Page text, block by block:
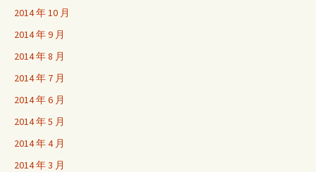
2014 年 10 月
2014 年 9 月
2014 年 8 月
2014 年 7 月
2014 年 6 月
2014 年 5 月
2014 年 4 月
2014 年 3 月